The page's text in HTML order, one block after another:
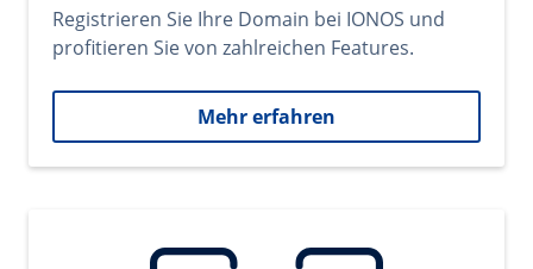
Registrieren Sie Ihre Domain bei IONOS und
profitieren Sie von zahlreichen Features.
Mehr erfahren